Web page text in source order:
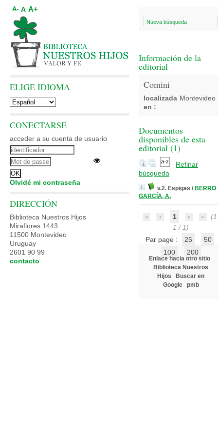
Nueva búsqueda
Información de la
editorial
Comini
localizada
en :
Montevideo
Documentos
disponibles de esta
editorial (1)
Refinar
búsqueda
v.2. Espigas / BERRO
GARCÍA, A.
1
1 / 1)
Par page :
25
50
100
200
Enlace hacia otro sitio
Biblioteca Nuestros
Hijos
Buscar en
Google
pmb
A- A A+
ELIGE IDIOMA
CONECTARSE
acceder a su cuenta de usuario
Olvidé mi contraseña
DIRECCIÓN
Biblioteca Nuestros Hijos
Miraflores 1443
11500 Montevideo
Uruguay
2601 90 99
contacto